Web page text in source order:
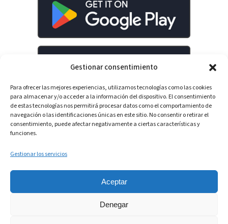
Gestionar consentimiento
Para ofrecer las mejores experiencias, utilizamos tecnologías como las cookies
para almacenar y/o acceder a la información del dispositivo. El consentimiento
de estas tecnologías nos permitirá procesar datos como el comportamiento de
navegación o las identificaciones únicas en este sitio. No consentir o retirar el
consentimiento, puede afectar negativamente a ciertas características y
funciones.
Gestionar los servicios
Aceptar
Denegar